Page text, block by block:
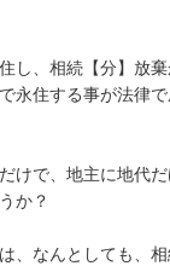
し、相続【分】放
永住する事が法律
けで、地主に地代
か？
、なんとしても、